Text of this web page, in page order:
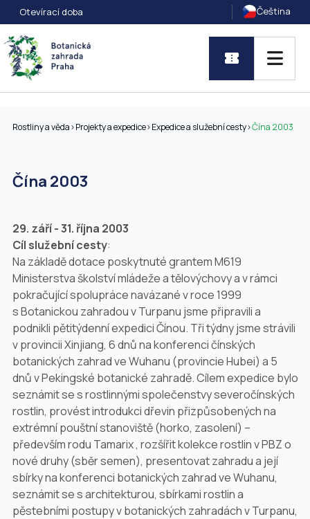
Otevírací doba Čeština
Rostliny a věda>Projekty a expedice>Expedice a služební cesty>Čína 2003
Čína 2003
29. září - 31. října 2003
Cíl služební cesty:
Na základě dotace poskytnuté grantem M619
Ministerstva školství mládeže a tělovýchovy a v rámci
pokračující spolupráce navázané v roce 1999
s Botanickou zahradou v Turpanu jsme připravili a
podnikli pětitýdenní expedici Čínou. Tři týdny jsme strávili
v provincii Xinjiang, 6 dnů na konferenci čínských
botanických zahrad ve Wuhanu (provincie Hubei) a 5
dnů v Pekingské botanické zahradě. Cílem expedice bylo
seznámit se s rostlinnými společenstvy severočínských
rostlin, provést introdukci dřevin přizpůsobených na
extrémní pouštní stanoviště (horko, zasolení) –
především rodu Tamarix, rozšířit kolekce rostlin v PBZ o
nové druhy (sběr semen), presentovat zahradu a její
sbírky na konferenci botanických zahrad ve Wuhanu,
seznámit se s architekturou, sbírkami rostlin a
pěstebními postupy v botanických zahradách v Turpanu,